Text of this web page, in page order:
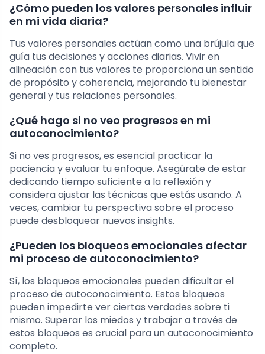
¿Cómo pueden los valores personales influir
en mi vida diaria?
Tus valores personales actúan como una brújula que
guía tus decisiones y acciones diarias. Vivir en
alineación con tus valores te proporciona un sentido
de propósito y coherencia, mejorando tu bienestar
general y tus relaciones personales.
¿Qué hago si no veo progresos en mi
autoconocimiento?
Si no ves progresos, es esencial practicar la
paciencia y evaluar tu enfoque. Asegúrate de estar
dedicando tiempo suficiente a la reflexión y
considera ajustar las técnicas que estás usando. A
veces, cambiar tu perspectiva sobre el proceso
puede desbloquear nuevos insights.
¿Pueden los bloqueos emocionales afectar
mi proceso de autoconocimiento?
Sí, los bloqueos emocionales pueden dificultar el
proceso de autoconocimiento. Estos bloqueos
pueden impedirte ver ciertas verdades sobre ti
mismo. Superar los miedos y trabajar a través de
estos bloqueos es crucial para un autoconocimiento
completo.